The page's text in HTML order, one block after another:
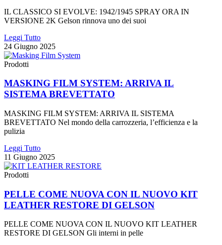
IL CLASSICO SI EVOLVE: 1942/1945 SPRAY ORA IN
VERSIONE 2K Gelson rinnova uno dei suoi
Leggi Tutto
24 Giugno 2025
Prodotti
MASKING FILM SYSTEM: ARRIVA IL
SISTEMA BREVETTATO
MASKING FILM SYSTEM: ARRIVA IL SISTEMA
BREVETTATO Nel mondo della carrozzeria, l’efficienza e la
pulizia
Leggi Tutto
11 Giugno 2025
Prodotti
PELLE COME NUOVA CON IL NUOVO KIT
LEATHER RESTORE DI GELSON
PELLE COME NUOVA CON IL NUOVO KIT LEATHER
RESTORE DI GELSON Gli interni in pelle